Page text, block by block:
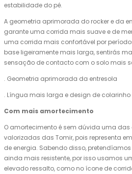
estabilidade do pé.
A geometria aprimorada do rocker e da
garante uma corrida mais suave e de
uma corrida mais confortável por
base ligeiramente mais larga, sentirás
sensação de contacto com o solo mais
. Geometria aprimorada da entresola
. Língua mais larga e design de colarinho
Com mais amortecimento
O amortecimento é sem dúvida uma
valorizadas das Tomir, pois representa
de energia. Sabendo disso,
ainda mais resistente, por isso usamos
elevado ressalto, como no ícone de